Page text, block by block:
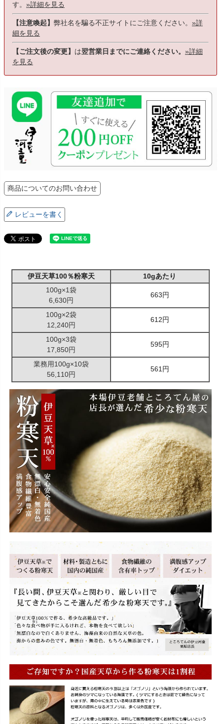
す。 »詳細を見る
【注意喚起】 弊社名を騙る不正サイトにご注意ください。 »詳
細を見る
【ご注文後の変更】 は翌営業日までにご連絡ください。 »詳細
を見る
商品についてのお問い合わせ
レビューを書く
伊豆天草100％粉寒天
10gあたり
100g×1袋
6,630円
663円
100g×2袋
12,240円
612円
100g×3袋
17,850円
595円
業務用100g×10袋
56,110円
561円